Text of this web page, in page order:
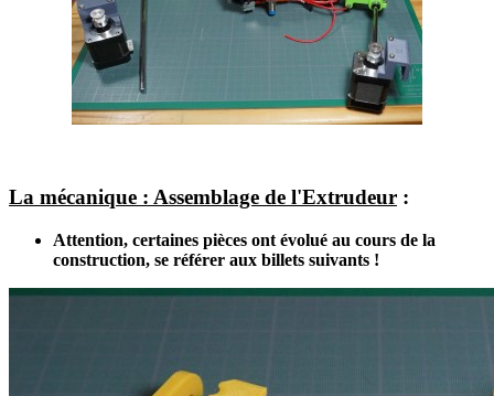
La mécanique : Assemblage de l'Extrudeur :
Attention, certaines pièces ont évolué au cours de la
construction, se référer aux billets suivants !